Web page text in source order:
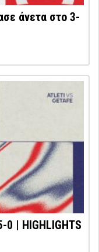
άνετα στο 3-
0 | HIGHLIGHTS